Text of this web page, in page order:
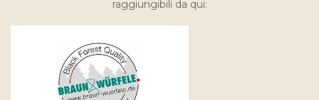
raggiungibili da qui: